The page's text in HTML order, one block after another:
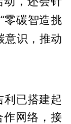
零碳智造挑
意识，推动
利已搭建起
作网络，接